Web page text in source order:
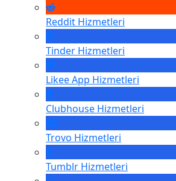
Reddit Hizmetleri
Tinder Hizmetleri
Likee App Hizmetleri
Clubhouse Hizmetleri
Trovo Hizmetleri
Tumblr Hizmetleri